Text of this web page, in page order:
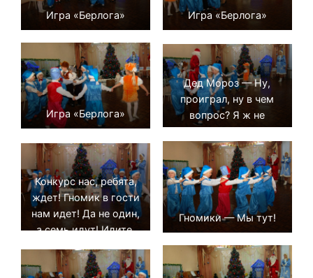
Игра «Берлога» Игра «Берлога»
Игра «Берлога»
Дед Мороз — Ну,
проиграл, ну в чем
вопрос? Я ж не
медведь, а дед Мороз!
Конкурс нас, ребята,
ждет! Гномик в гости
нам идет! Да не один,
а семь идут! Идите,
Гномики — Мы тут!